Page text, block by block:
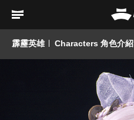
霹靂英雄 Characters 角色介紹